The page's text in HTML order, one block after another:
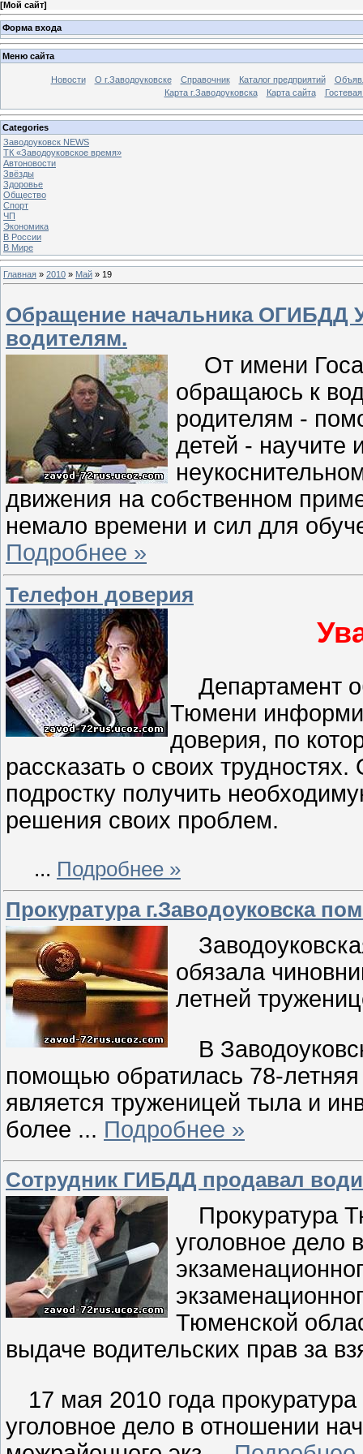
[Мой сайт]
Форма входа
Меню сайта
Новости О г.Заводоуковске Справочник Каталог предприятий
Карта г.Заводоуковска
Карта сайта
Categories
Заводоуковск NEWS
ТК «Заводоуковское время»
Автоновости
Звёзды
Здоровье
Общество
Спорт
ЧП
Экономика
В России
В Мире
Главная » 2010 » Май » 19
Обращение начальника ОГИБДД
водителям.
От имени
обращаюсь к
родителям -
детей - научите
движения на собственном
немало времени и сил для
Подробнее »
Телефон доверия
Департамент
Тюмени
доверия, по
рассказать о своих
подростку получить
решения своих проблем.
... Подробнее »
Прокуратура г.Заводоуковска
обязала
летней
В
помощью обратилась 78-
является труженицей тыла и
более ... Подробнее »
Сотрудник ГИБДД продавал
Прокуратура
уголовное дело
Тюменской
выдаче водительских прав за
17 мая 2010 года
уголовное дело в отношении